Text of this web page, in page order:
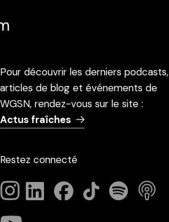
Pour découvrir les derniers podcasts,
articles de blog et événements de
WGSN, rendez-vous sur le site :
Actus fraîches
Restez connecté